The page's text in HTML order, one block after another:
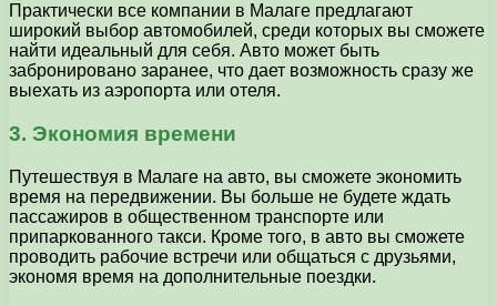
Практически все компании в Малаге предлагают
широкий выбор автомобилей, среди которых вы сможете
найти идеальный для себя. Авто может быть
забронировано заранее, что дает возможность сразу же
выехать из аэропорта или отеля.
3. Экономия времени
Путешествуя в Малаге на авто, вы сможете экономить
время на передвижении. Вы больше не будете ждать
пассажиров в общественном транспорте или
припаркованного такси. Кроме того, в авто вы сможете
проводить рабочие встречи или общаться с друзьями,
экономя время на дополнительные поездки.